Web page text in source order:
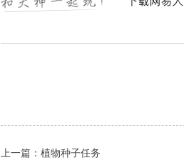
官方网站：https://ds.163.com/game/xyq官
上一篇：植物种子任务